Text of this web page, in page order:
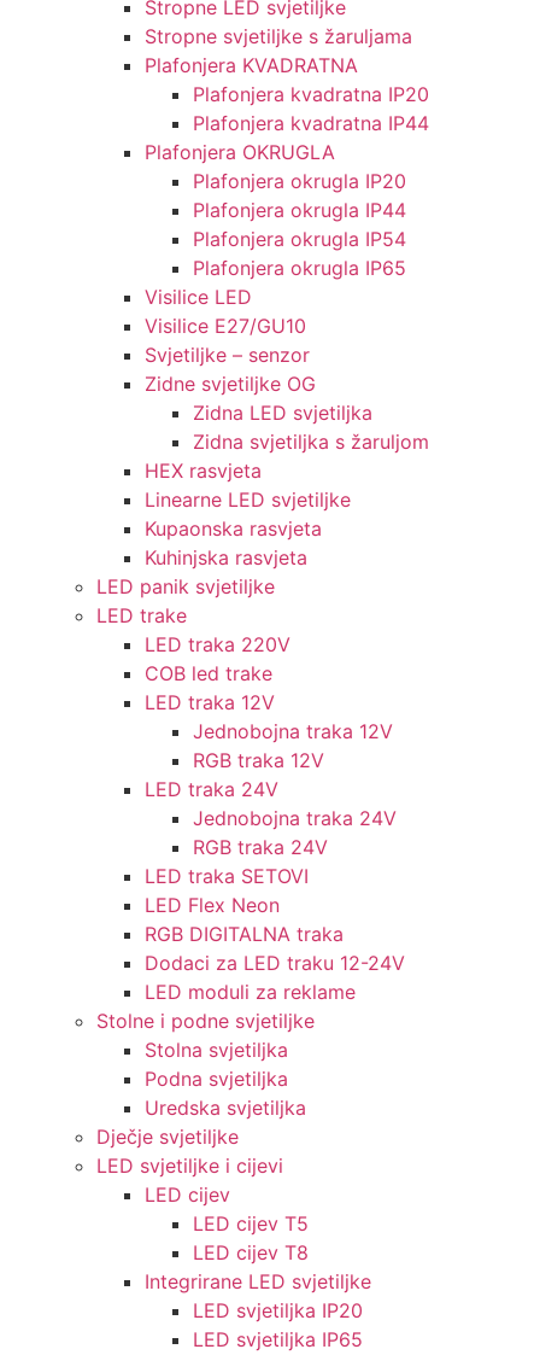
Stropne LED svjetiljke
Stropne svjetiljke s žaruljama
Plafonjera KVADRATNA
Plafonjera kvadratna IP20
Plafonjera kvadratna IP44
Plafonjera OKRUGLA
Plafonjera okrugla IP20
Plafonjera okrugla IP44
Plafonjera okrugla IP54
Plafonjera okrugla IP65
Visilice LED
Visilice E27/GU10
Svjetiljke – senzor
Zidne svjetiljke OG
Zidna LED svjetiljka
Zidna svjetiljka s žaruljom
HEX rasvjeta
Linearne LED svjetiljke
Kupaonska rasvjeta
Kuhinjska rasvjeta
LED panik svjetiljke
LED trake
LED traka 220V
COB led trake
LED traka 12V
Jednobojna traka 12V
RGB traka 12V
LED traka 24V
Jednobojna traka 24V
RGB traka 24V
LED traka SETOVI
LED Flex Neon
RGB DIGITALNA traka
Dodaci za LED traku 12-24V
LED moduli za reklame
Stolne i podne svjetiljke
Stolna svjetiljka
Podna svjetiljka
Uredska svjetiljka
Dječje svjetiljke
LED svjetiljke i cijevi
LED cijev
LED cijev T5
LED cijev T8
Integrirane LED svjetiljke
LED svjetiljka IP20
LED svjetiljka IP65